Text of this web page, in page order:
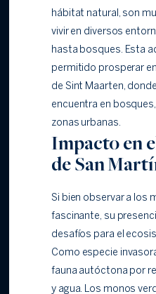
hábitat natural, son
vivir en diversos
hasta bosques. Esta
permitido prosperar
de Sint Maarten,
encuentra en
zonas urbanas.
Impacto en
de San
Si bien observar a los
fascinante, su
desafíos para el
Como especie
fauna autóctona por
y agua. Los monos